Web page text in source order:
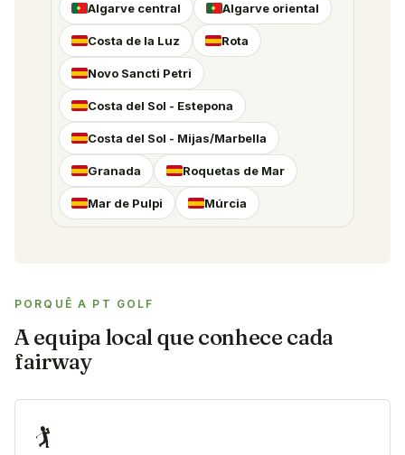
Algarve central Algarve oriental
Costa de la Luz Rota
Novo Sancti Petri
Costa del Sol - Estepona
Costa del Sol - Mijas/Marbella
Granada Roquetas de Mar
Mar de Pulpi Múrcia
PORQUÊ A PT GOLF
A equipa local que conhece cada
fairway
🏌️